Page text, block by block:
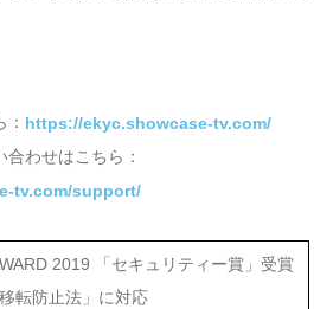
https://ekyc.showcase-tv.com/
わせはこちら：
tv.com/support/
2019 「セキュリティー賞」受賞
転防止法」に対応